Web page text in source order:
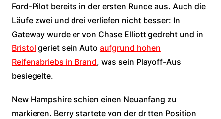
Ford-Pilot bereits in der ersten Runde aus. Auch die
Läufe zwei und drei verliefen nicht besser: In
Gateway wurde er von Chase Elliott gedreht und in
Bristol geriet sein Auto aufgrund hohen
Reifenabriebs in Brand, was sein Playoff-Aus
besiegelte.
New Hampshire schien einen Neuanfang zu
markieren. Berry startete von der dritten Position